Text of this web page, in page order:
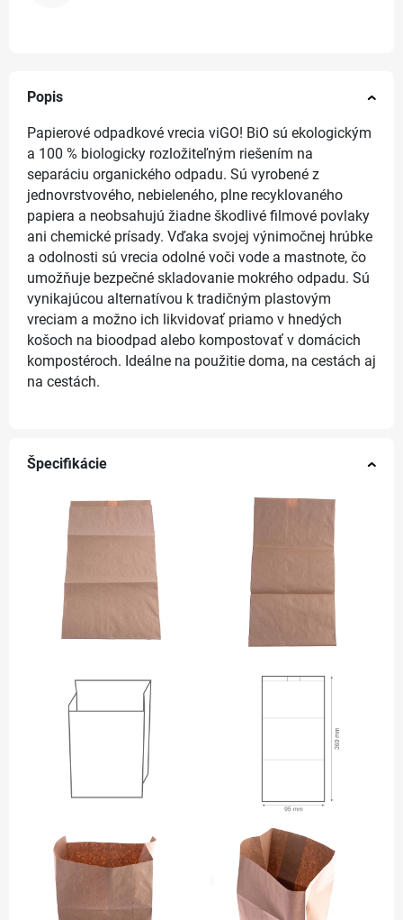
Popis
Papierové odpadkové vrecia viGO! BiO sú ekologickým
a 100 % biologicky rozložiteľným riešením na
separáciu organického odpadu. Sú vyrobené z
jednovrstvového, nebieleného, plne recyklovaného
papiera a neobsahujú žiadne škodlivé filmové povlaky
ani chemické prísady. Vďaka svojej výnimočnej hrúbke
a odolnosti sú vrecia odolné voči vode a mastnote, čo
umožňuje bezpečné skladovanie mokrého odpadu. Sú
vynikajúcou alternatívou k tradičným plastovým
vreciam a možno ich likvidovať priamo v hnedých
košoch na bioodpad alebo kompostovať v domácich
kompostéroch. Ideálne na použitie doma, na cestách aj
na cestách.
Špecifikácie